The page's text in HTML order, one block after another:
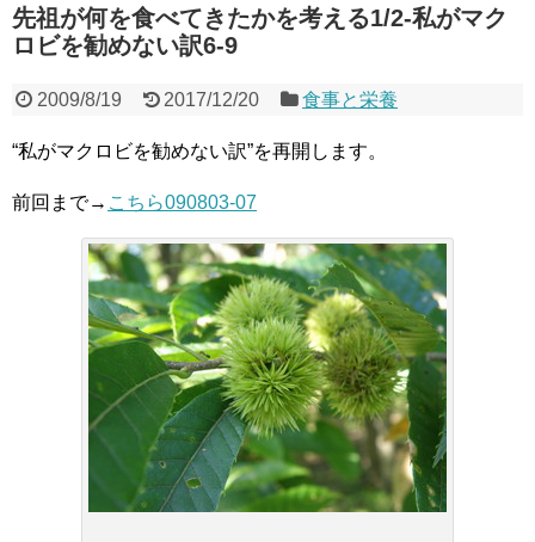
先祖が何を食べてきたかを考える1/2-私がマク
ロビを勧めない訳6-9
2009/8/19 2017/12/20 食事と栄養
“私がマクロビを勧めない訳”を再開します。
前回まで→ こちら090803-07